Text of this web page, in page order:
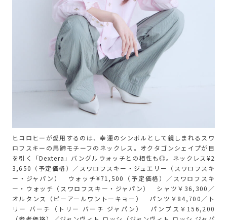
ヒコロヒーが愛用するのは、幸運のシンボルとして親しまれるスワ
ロフスキーの馬蹄モチーフのネックレス。オクタゴンシェイプが目
を引く「Dextera」バングルウォッチとの相性も◎。ネックレス¥2
3,650（予定価格）／スワロフスキー・ジュエリー（スワロフスキ
ー・ジャパン） ウォッチ¥71,500（予定価格）／スワロフスキ
ー・ウォッチ（スワロフスキー・ジャパン） シャツ￥36,300／
オルタンス（ピーアールワントーキョー） パンツ￥84,700／ト
リー バーチ（トリー バーチ ジャパン） パンプス￥156,200